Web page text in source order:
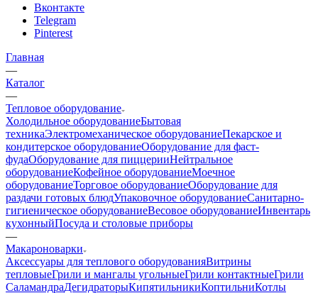
Вконтакте
Telegram
Pinterest
Главная
—
Каталог
—
Тепловое оборудование
Холодильное оборудованиеБытовая
техникаЭлектромеханическое оборудованиеПекарское и
кондитерское оборудованиеОборудование для фаст-
фудаОборудование для пиццерииНейтральное
оборудованиеКофейное оборудованиеМоечное
оборудованиеТорговое оборудованиеОборудование для
раздачи готовых блюдУпаковочное оборудованиеСанитарно-
гигиеническое оборудованиеВесовое оборудованиеИнвентарь
кухонныйПосуда и столовые приборы
—
Макароноварки
Аксессуары для теплового оборудованияВитрины
тепловыеГрили и мангалы угольныеГрили контактныеГрили
СаламандраДегидраторыКипятильникиКоптильниКотлы